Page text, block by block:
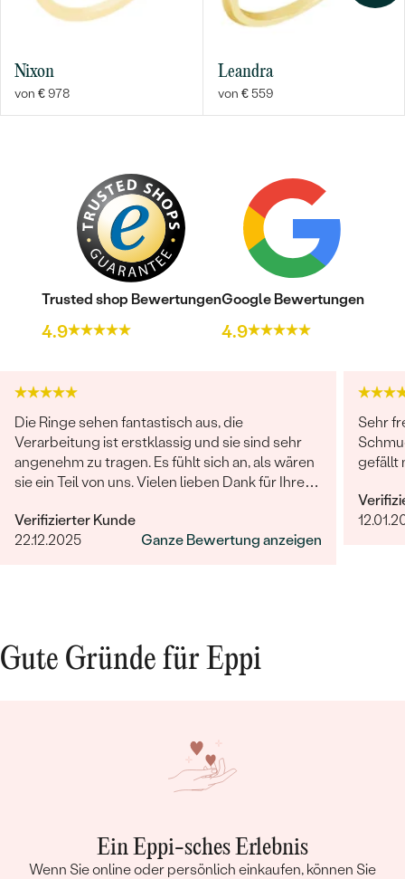
Nixon
von € 978
Leandra
von € 559
Trusted shop Bewertungen
4.9
Google Bewertungen
4.9
Die Ringe sehen fantastisch aus, die
Verarbeitung ist erstklassig und sie sind sehr
angenehm zu tragen. Es fühlt sich an, als wären
sie ein Teil von uns. Vielen lieben Dank für Ihre
und Ihre Marke unseren Freunden und Familien
weiterempfehlen.
Verifizierter Kunde
22.12.2025
Ganze Bewertung anzeigen
Sehr
gefällt
Gute Gründe für Eppi
Ein Eppi-sches Erlebnis
Wenn Sie online oder persönlich einkaufen, können Sie